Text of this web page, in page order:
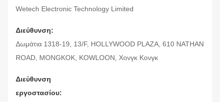
Wetech Electronic Technology Limited
Διεύθυνση:
Δωμάτια 1318-19, 13/F, HOLLYWOOD PLAZA, 610 NATHAN
ROAD, MONGKOK, KOWLOON, Χονγκ Κονγκ
Διεύθυνση
εργοστασίου: